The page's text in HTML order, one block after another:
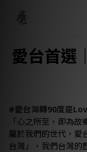
愛台首選
#愛台灣轉90度是
「心之所至，即為
屬於我們的世代，愛
台灣」，我們台灣的